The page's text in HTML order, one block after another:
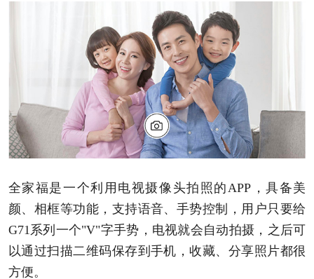
全家福是一个利用电视摄像头拍照的APP，具备美
颜、相框等功能，支持语音、手势控制，用户只要给
G71系列一个"V"字手势，电视就会自动拍摄，之后可
以通过扫描二维码保存到手机，收藏、分享照片都很
方便。